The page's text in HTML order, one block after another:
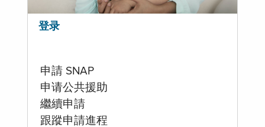
登录
申請 SNAP
申请公共援助
繼續申請
跟蹤申請進程